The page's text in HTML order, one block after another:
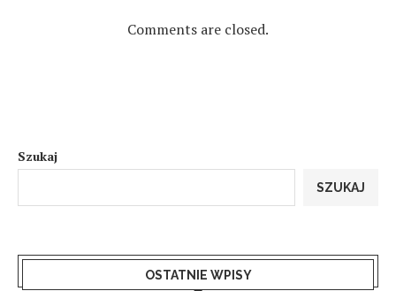
Comments are closed.
Szukaj
SZUKAJ
OSTATNIE WPISY